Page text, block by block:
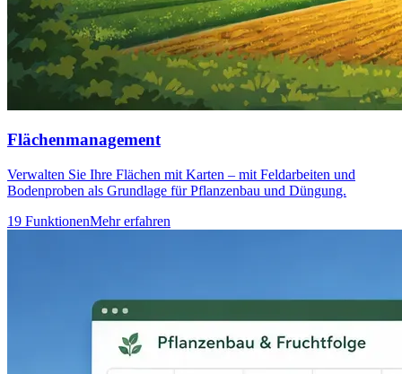
Flächenmanagement
Verwalten Sie Ihre Flächen mit Karten – mit Feldarbeiten und
Bodenproben als Grundlage für Pflanzenbau und Düngung.
19 FunktionenMehr erfahren